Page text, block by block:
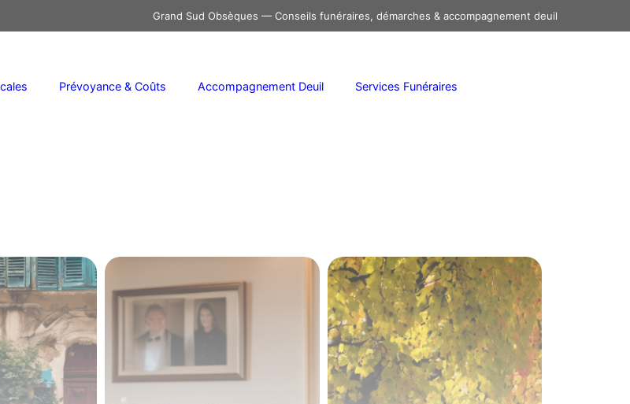
Grand Sud Obsèques — Conseils funéraires, démarches & accompagnement deuil
Prévoyance & Coûts Accompagnement Deuil Services Funéraires